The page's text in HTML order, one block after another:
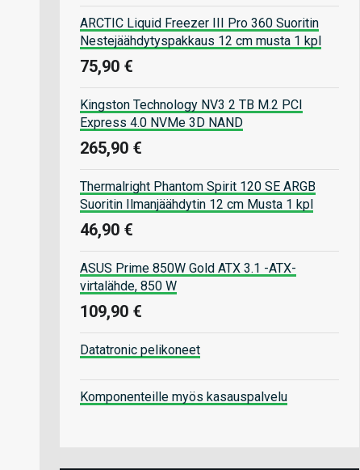
ARCTIC Liquid Freezer III Pro 360 Suoritin
Nestejäähdytyspakkaus 12 cm musta 1 kpl
75,90 €
Kingston Technology NV3 2 TB M.2 PCI
Express 4.0 NVMe 3D NAND
265,90 €
Thermalright Phantom Spirit 120 SE ARGB
Suoritin Ilmanjäähdytin 12 cm Musta 1 kpl
46,90 €
ASUS Prime 850W Gold ATX 3.1 -ATX-
virtalähde, 850 W
109,90 €
Datatronic pelikoneet
Komponenteille myös kasauspalvelu